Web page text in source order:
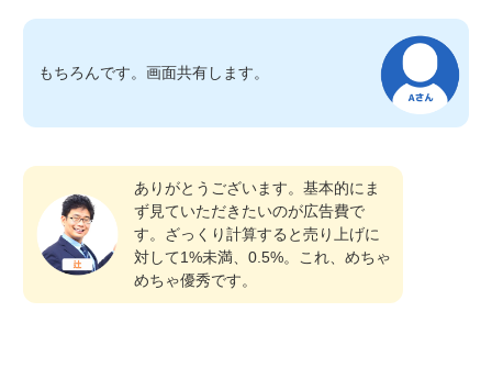
もちろんです。画面共有します。
ありがとうございます。基本的にま
ず見ていただきたいのが広告費で
す。ざっくり計算すると売り上げに
対して1%未満、0.5%。これ、めちゃ
めちゃ優秀です。